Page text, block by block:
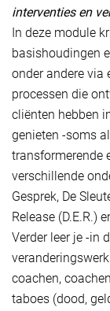
interventies en
In deze module
basishoudingen
onder andere via
processen die
cliënten hebben
genieten -soms
transformerende
verschillende
Gesprek, De
Release (D.E.R.)
Verder leer je -in
coachen,
taboes (dood,